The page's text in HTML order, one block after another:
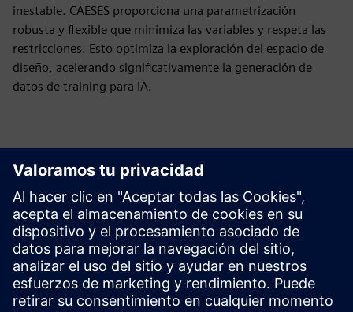
inestable. CAESES proporciona una parametrización
robusta y flexible que minimiza las variables y respeta las
restricciones. Esto optimiza la exploración del espacio de
diseño, acelerando significativamente la generación de
datos de training para IA.
Explora los recursos y
productos relacionados
Información y recursos adicionales
Descargue CAESES aquí